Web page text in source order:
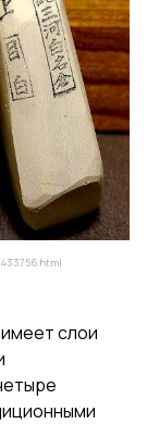
слои